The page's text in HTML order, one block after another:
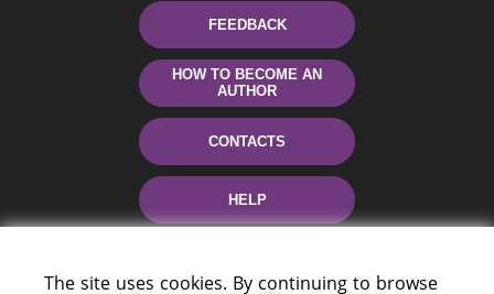
FEEDBACK
HOW TO BECOME AN
AUTHOR
CONTACTS
HELP
The site uses cookies. By continuing to browse